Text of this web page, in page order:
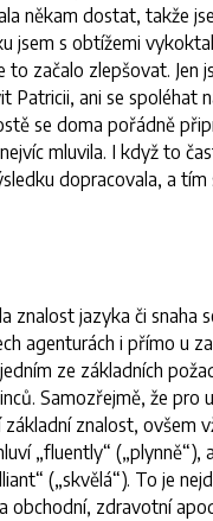
někam dostat, takže
jsem s obtížemi
to začalo zlepšovat. Jen
Patricii, ani se spoléhat
se doma pořádně
mluvila. I když to
dopracovala, a tím
znalost jazyka či snaha
agenturách i přímo u
ze základních
Samozřejmě, že pro
znalost, ovšem
„fluently“ („plynně“),
(„skvělá“). To je
obchodní, zdravotní